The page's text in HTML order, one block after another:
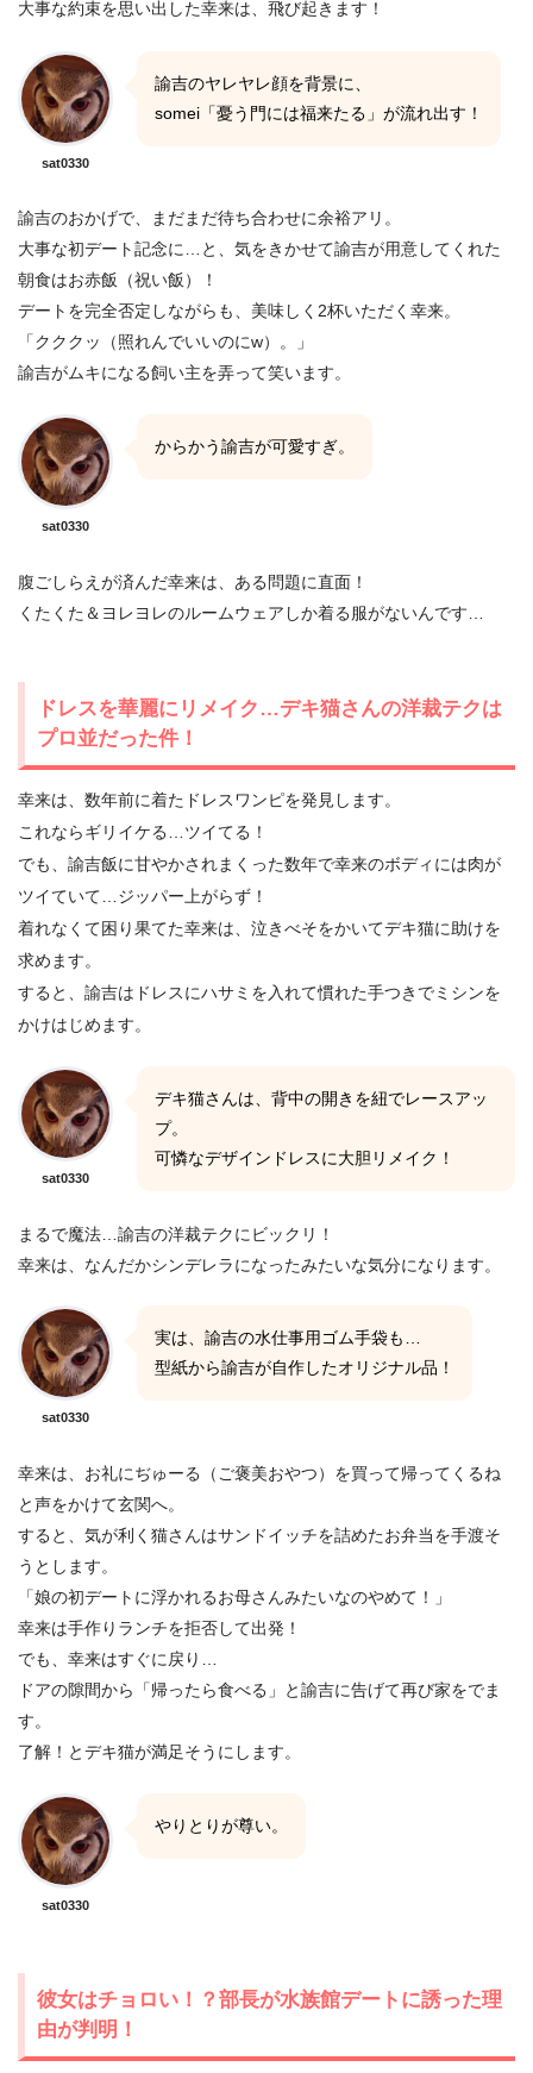
大事な約束を思い出した幸来は、飛び起きます！
sat0330
諭吉のヤレヤレ顔を背景に、
somei「憂う門には福来たる」が流れ出す！
諭吉のおかげで、まだまだ待ち合わせに余裕アリ。
大事な初デート記念に…と、気をきかせて諭吉が用意してくれた
朝食はお赤飯（祝い飯）！
デートを完全否定しながらも、美味しく2杯いただく幸来。
「クククッ（照れんでいいのにw）。」
諭吉がムキになる飼い主を弄って笑います。
sat0330
からかう諭吉が可愛すぎ。
腹ごしらえが済んだ幸来は、ある問題に直面！
くたくた＆ヨレヨレのルームウェアしか着る服がないんです…
ドレスを華麗にリメイク…デキ猫さんの洋裁テクは
プロ並だった件！
幸来は、数年前に着たドレスワンピを発見します。
これならギリイケる…ツイてる！
でも、諭吉飯に甘やかされまくった数年で幸来のボディには肉が
ツイていて…ジッパー上がらず！
着れなくて困り果てた幸来は、泣きべそをかいてデキ猫に助けを
求めます。
すると、諭吉はドレスにハサミを入れて慣れた手つきでミシンを
かけはじめます。
sat0330
デキ猫さんは、背中の開きを紐でレースアッ
プ。
可憐なデザインドレスに大胆リメイク！
まるで魔法…諭吉の洋裁テクにビックリ！
幸来は、なんだかシンデレラになったみたいな気分になります。
sat0330
実は、諭吉の水仕事用ゴム手袋も…
型紙から諭吉が自作したオリジナル品！
幸来は、お礼にぢゅーる（ご褒美おやつ）を買って帰ってくるね
と声をかけて玄関へ。
すると、気が利く猫さんはサンドイッチを詰めたお弁当を手渡そ
うとします。
「娘の初デートに浮かれるお母さんみたいなのやめて！」
幸来は手作りランチを拒否して出発！
でも、幸来はすぐに戻り…
ドアの隙間から「帰ったら食べる」と諭吉に告げて再び家をでま
す。
了解！とデキ猫が満足そうにします。
sat0330
やりとりが尊い。
彼女はチョロい！？部長が水族館デートに誘った理
由が判明！